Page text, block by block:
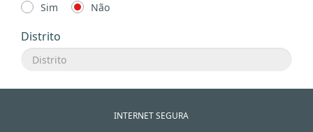
Sim Não
Distrito
INTERNET SEGURA